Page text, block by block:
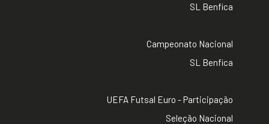
SL Benfica
Campeonato Nacional
SL Benfica
UEFA Futsal Euro - Participação
Seleção Nacional